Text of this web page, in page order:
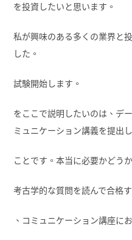
を投資したいと思います。
私が興味のある多くの業界と
した。
試験開始します。
をここで説明したいのは、デ
ミュニケーション講義を提出
ことです。本当に必要かどう
考古学的な質問を読んで合格
、コミュニケーション講座に